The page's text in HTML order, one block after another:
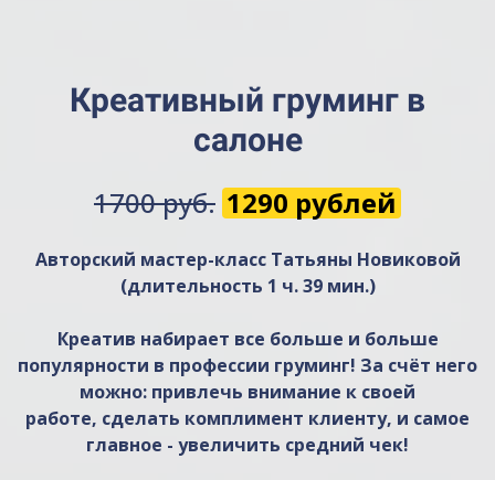
Креативный груминг в
салоне
1700 руб. 1290 рублей
Авторский мастер-класс Татьяны Новиковой
(длительность 1 ч. 39 мин.)
Креатив набирает все больше и больше
популярности в профессии груминг! За счёт него
можно: привлечь внимание к своей
работе, сделать комплимент клиенту, и самое
главное - увеличить средний чек!